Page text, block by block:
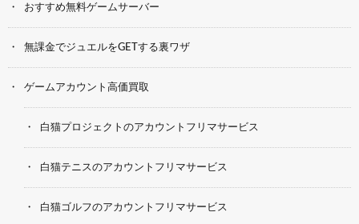
おすすめ無料ゲームサーバー
無課金でジュエルをGETする裏ワザ
ゲームアカウント高価買取
白猫プロジェクトのアカウントフリマサービス
白猫テニスのアカウントフリマサービス
白猫ゴルフのアカウントフリマサービス